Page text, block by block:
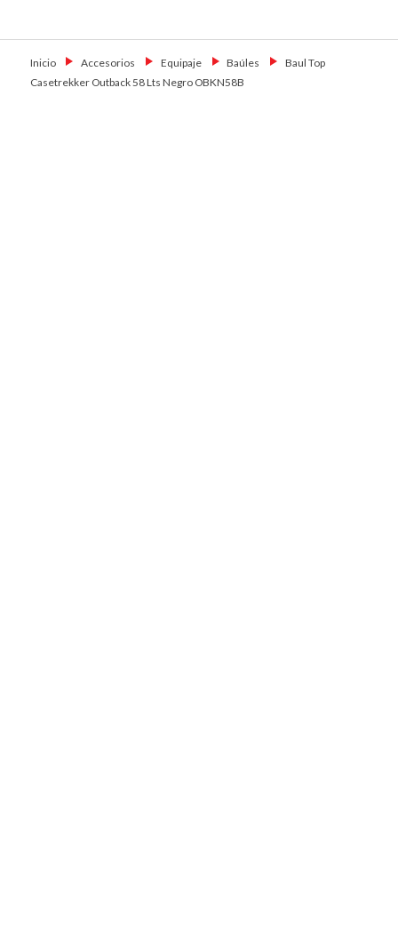
Motoshop
Ezeiza
Inicio→ Accesorios → Equipaje→ Baúles →
Baul Top
Casetrekker Outback 58 Lts Negro OBKN58B